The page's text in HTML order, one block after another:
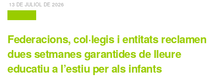
13 DE JULIOL DE 2026
Federacions, col·legis i entitats reclamen
dues setmanes garantides de lleure
educatiu a l’estiu per als infants